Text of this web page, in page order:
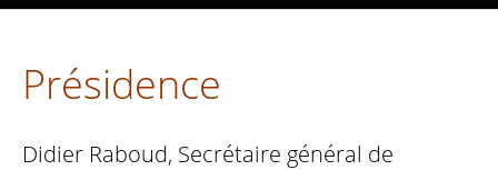
Présidence
Didier Raboud, Secrétaire général de